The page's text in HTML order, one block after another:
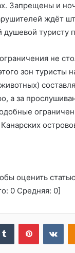
Запрещены и
ждёт
туристу
не
зон туристы
а за
оценить
0Средняя: 0]
Tumblr Pinterest